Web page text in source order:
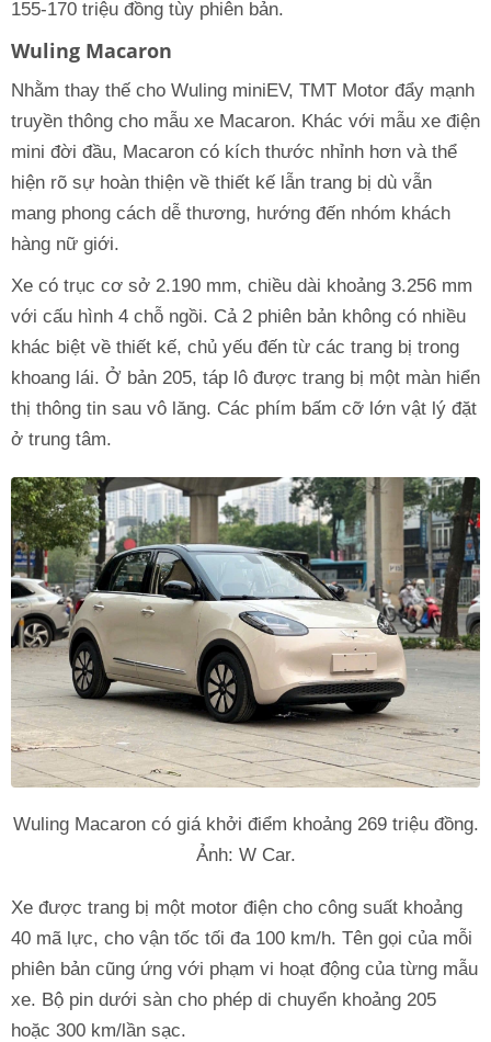
155-170 triệu đồng tùy phiên bản.
Wuling Macaron
Nhằm thay thế cho Wuling miniEV, TMT Motor đẩy mạnh
truyền thông cho mẫu xe Macaron. Khác với mẫu xe điện
mini đời đầu, Macaron có kích thước nhỉnh hơn và thể
hiện rõ sự hoàn thiện về thiết kế lẫn trang bị dù vẫn
mang phong cách dễ thương, hướng đến nhóm khách
hàng nữ giới.
Xe có trục cơ sở 2.190 mm, chiều dài khoảng 3.256 mm
với cấu hình 4 chỗ ngồi. Cả 2 phiên bản không có nhiều
khác biệt về thiết kế, chủ yếu đến từ các trang bị trong
khoang lái. Ở bản 205, táp lô được trang bị một màn hiển
thị thông tin sau vô lăng. Các phím bấm cỡ lớn vật lý đặt
ở trung tâm.
Wuling Macaron có giá khởi điểm khoảng 269 triệu đồng.
Ảnh: W Car.
Xe được trang bị một motor điện cho công suất khoảng
40 mã lực, cho vận tốc tối đa 100 km/h. Tên gọi của mỗi
phiên bản cũng ứng với phạm vi hoạt động của từng mẫu
xe. Bộ pin dưới sàn cho phép di chuyển khoảng 205
hoặc 300 km/lần sạc.